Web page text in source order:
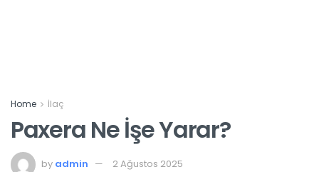
Home İlaç
Paxera Ne İşe Yarar?
by admin 2 Ağustos 2025